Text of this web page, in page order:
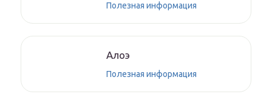
Полезная информация
Алоэ
Полезная информация